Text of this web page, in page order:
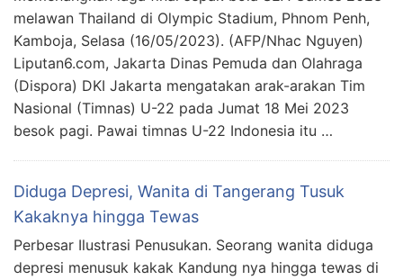
melawan Thailand di Olympic Stadium, Phnom Penh,
Kamboja, Selasa (16/05/2023). (AFP/Nhac Nguyen)
Liputan6.com, Jakarta Dinas Pemuda dan Olahraga
(Dispora) DKI Jakarta mengatakan arak-arakan Tim
Nasional (Timnas) U-22 pada Jumat 18 Mei 2023
besok pagi. Pawai timnas U-22 Indonesia itu …
Diduga Depresi, Wanita di Tangerang Tusuk
Kakaknya hingga Tewas
Perbesar Ilustrasi Penusukan. Seorang wanita diduga
depresi menusuk kakak Kandung nya hingga tewas di